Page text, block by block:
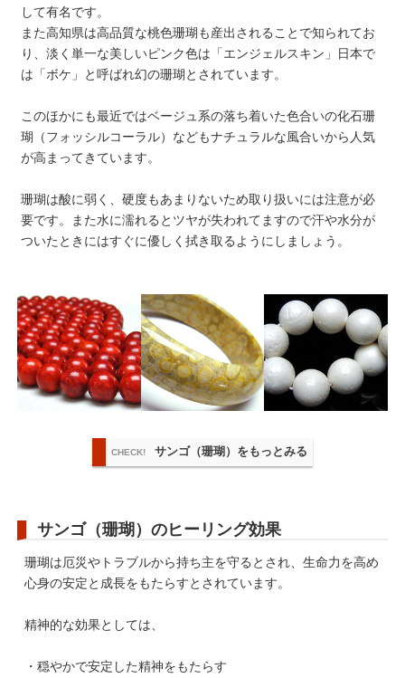
して有名です。
また高知県は高品質な桃色珊瑚も産出されることで知られてお
り、淡く単一な美しいピンク色は「エンジェルスキン」日本で
は「ボケ」と呼ばれ幻の珊瑚とされています。
このほかにも最近ではベージュ系の落ち着いた色合いの化石珊
瑚（フォッシルコーラル）などもナチュラルな風合いから人気
が高まってきています。
珊瑚は酸に弱く、硬度もあまりないため取り扱いには注意が必
要です。また水に濡れるとツヤが失われてますので汗や水分が
ついたときにはすぐに優しく拭き取るようにしましょう。
CHECK! サンゴ（珊瑚）をもっとみる
サンゴ（珊瑚）のヒーリング効果
珊瑚は厄災やトラブルから持ち主を守るとされ、生命力を高め
心身の安定と成長をもたらすとされています。
精神的な効果としては、
・穏やかで安定した精神をもたらす